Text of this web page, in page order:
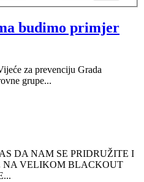
budimo primjer
za prevenciju Grada
grupe...
DA NAM SE PRIDRUŽITE I
NA VELIKOM BLACKOUT